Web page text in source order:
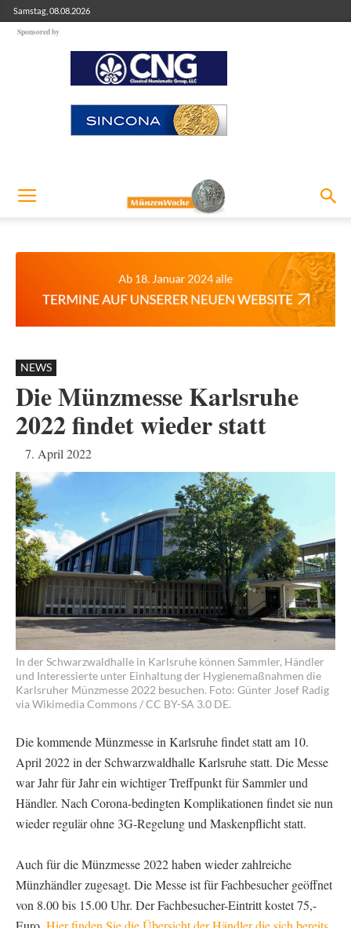
Samstag, 08.08.2026
Sponsored by
NEWS
Die Münzmesse Karlsruhe
2022 findet wieder statt
7. April 2022
In der Schwarzwaldhalle in Karlsruhe können Sammler, Händler
und Interessierte unter Einhaltung der Hygienemaßnahmen die
Karlsruher Münzmesse 2022 besuchen. Foto: Günter Josef Radig
via Wikimedia Commons / CC BY-SA 3.0 DE.
Die kommende Münzmesse in Karlsruhe findet statt am 10.
April 2022 in der Schwarzwaldhalle Karlsruhe statt. Die Messe
war Jahr für Jahr ein wichtiger Treffpunkt für Sammler und
Händler. Nach Corona-bedingten Komplikationen findet sie nun
wieder regulär ohne 3G-Regelung und Maskenpflicht statt.
Auch für die Münzmesse 2022 haben wieder zahlreiche
Münzhändler zugesagt. Die Messe ist für Fachbesucher geöffnet
von 8.00 bis 15.00 Uhr. Der Fachbesucher-Eintritt kostet 75,-